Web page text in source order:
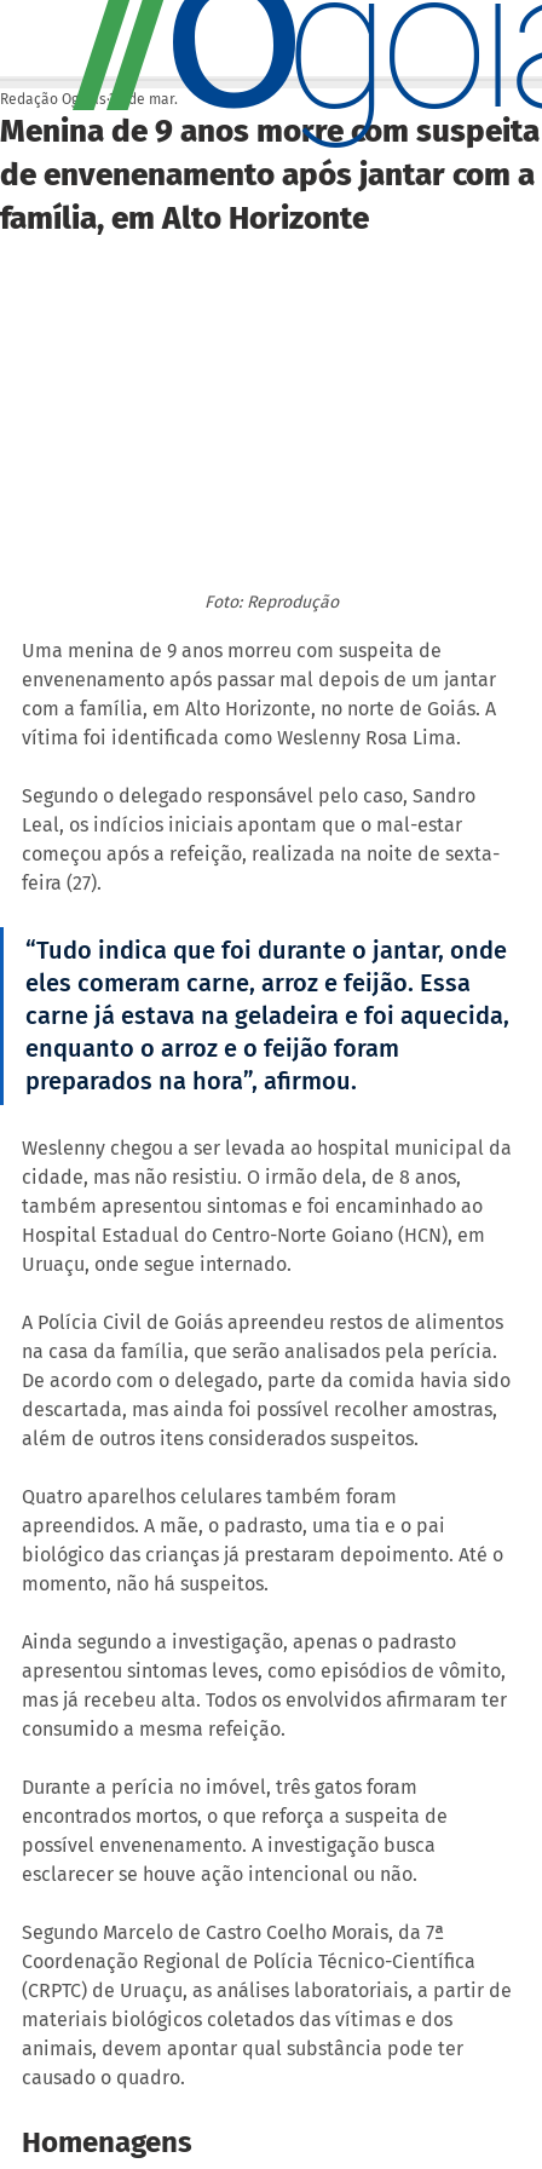
Menina de 9 anos morre com suspeita
de envenenamento após jantar com a
família, em Alto Horizonte
Redação Ogoiás 30 de mar.
Foto: Reprodução
Uma menina de 9 anos morreu com suspeita de
envenenamento após passar mal depois de um jantar
com a família, em Alto Horizonte, no norte de Goiás. A
vítima foi identificada como Weslenny Rosa Lima.
Segundo o delegado responsável pelo caso, Sandro
Leal, os indícios iniciais apontam que o mal-estar
começou após a refeição, realizada na noite de sexta-
feira (27).
“Tudo indica que foi durante o jantar, onde
eles comeram carne, arroz e feijão. Essa
carne já estava na geladeira e foi aquecida,
enquanto o arroz e o feijão foram
preparados na hora”, afirmou.
Weslenny chegou a ser levada ao hospital municipal da
cidade, mas não resistiu. O irmão dela, de 8 anos,
também apresentou sintomas e foi encaminhado ao
Hospital Estadual do Centro-Norte Goiano (HCN), em
Uruaçu, onde segue internado.
A Polícia Civil de Goiás apreendeu restos de alimentos
na casa da família, que serão analisados pela perícia.
De acordo com o delegado, parte da comida havia sido
descartada, mas ainda foi possível recolher amostras,
além de outros itens considerados suspeitos.
Quatro aparelhos celulares também foram
apreendidos. A mãe, o padrasto, uma tia e o pai
biológico das crianças já prestaram depoimento. Até o
momento, não há suspeitos.
Ainda segundo a investigação, apenas o padrasto
apresentou sintomas leves, como episódios de vômito,
mas já recebeu alta. Todos os envolvidos afirmaram ter
consumido a mesma refeição.
Durante a perícia no imóvel, três gatos foram
encontrados mortos, o que reforça a suspeita de
possível envenenamento. A investigação busca
esclarecer se houve ação intencional ou não.
Segundo Marcelo de Castro Coelho Morais, da 7ª
Coordenação Regional de Polícia Técnico-Científica
(CRPTC) de Uruaçu, as análises laboratoriais, a partir de
materiais biológicos coletados das vítimas e dos
animais, devem apontar qual substância pode ter
causado o quadro.
Homenagens